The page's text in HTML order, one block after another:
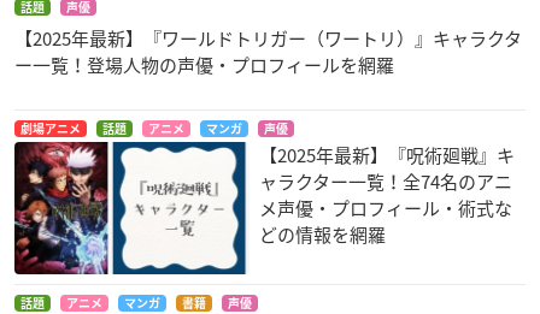
話題 声優
【2025年最新】『ワールドトリガー（ワートリ）』キャラクタ
ー一覧！登場人物の声優・プロフィールを網羅
劇場アニメ 話題 アニメ マンガ 声優
【2025年最新】『呪術廻戦』キ
ャラクター一覧！全74名のアニ
メ声優・プロフィール・術式な
どの情報を網羅
話題 アニメ マンガ 書籍 声優